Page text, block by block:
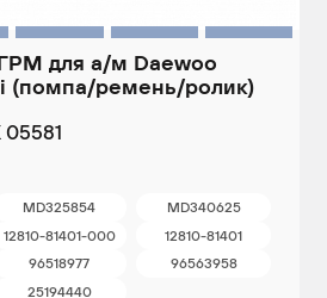
для а/м Daewoo
(помпа/ремень/ролик)
05581
MD325854
MD340625
12810-81401-000
12810-81401
96518977
96563958
25194440